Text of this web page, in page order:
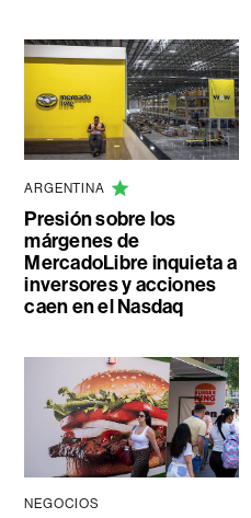
ARGENTINA
Presión sobre los
márgenes de
MercadoLibre inquieta a
inversores y acciones
caen en el Nasdaq
NEGOCIOS